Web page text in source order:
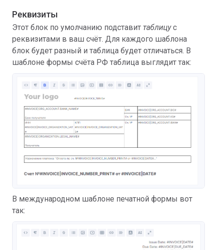
Реквизиты
Этот блок по умолчанию подставит таблицус
реквизитами в ваш счёт. Для каждого шаблона
блок будет разный и таблица будет отличаться. В
шаблоне формы счёта РФ таблица выглядит так:
В международном шаблоне печатной формы вот
так: